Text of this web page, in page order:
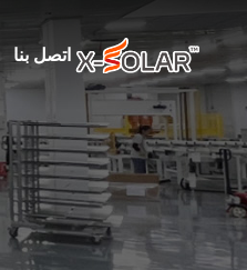
اتصل بنا